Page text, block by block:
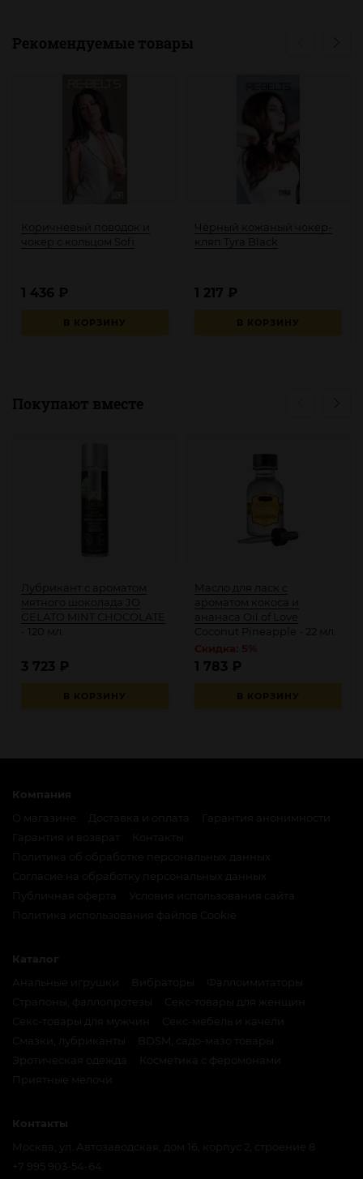
Рекомендуемые товары
Коричневый поводок и
чокер с кольцом Sofi
В КОРЗИНУ
1 436 ₽
Чёрный кожаный чокер-
кляп Tyra Black
В КОРЗИНУ
1 217 ₽
Покупают вместе
Лубрикант с ароматом
мятного шоколада JO
GELATO MINT CHOCOLATE
- 120 мл.
В КОРЗИНУ
3 723 ₽
Масло для ласк с
ароматом кокоса и
Coconut Pineapple - 22 мл.
В КОРЗИНУ
1 783 ₽
Компания
О магазине
Доставка и оплата
Гарантия анонимности
Политика об обработке персональных данных
Согласие на обработку персональных данных
Публичная оферта
Условия использования сайта
Политика использования файлов Cookie
Каталог
Анальные игрушки
Вибраторы
Фаллоимитаторы
Страпоны, фаллопротезы
Секс-товары для женщин
Секс-товары для мужчин
Секс-мебель и качели
Смазки, лубриканты
BDSM, садо-мазо товары
Эротическая одежда
Косметика с феромонами
Приятные мелочи
Контакты
Москва, ул. Автозаводская, дом 16, корпус 2, строение 8
+7 995 903-54-64